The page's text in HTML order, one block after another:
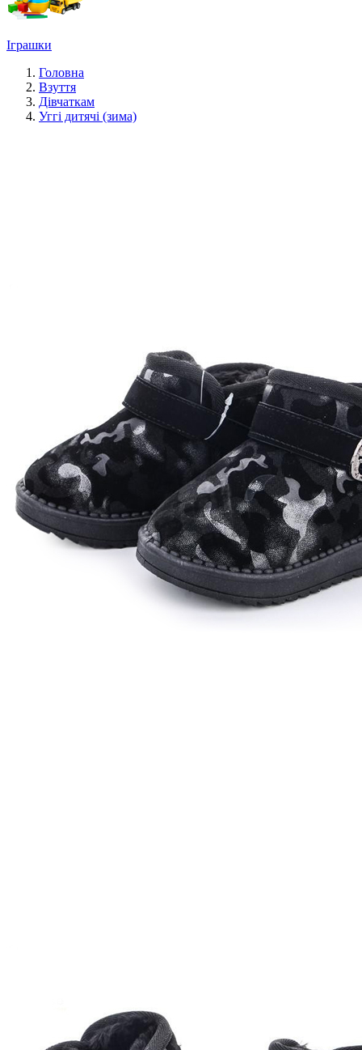
Іграшки
Головна
Взуття
Дівчаткам
Уггі дитячі (зима)